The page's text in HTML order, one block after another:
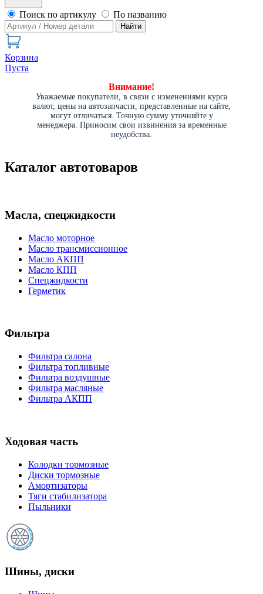
Поиск по артикулу По названию
Найти
Корзина
Пуста
Внимание!
Уважаемые покупатели, в связи с изменениями курса
валют, цены на автозапчасти, представленные на сайте,
могут отличаться. Точную сумму уточняйте у
менеджера. Приносим свои извинения за временные
неудобства.
Каталог автотоваров
Масла, спецжидкости
Масло моторное
Масло трансмиссионное
Масло АКПП
Масло КПП
Спецжидкости
Герметик
Фильтра
Фильтра салона
Фильтра топливные
Фильтра воздушные
Фильтра масляные
Фильтра АКПП
Ходовая часть
Колодки тормозные
Диски тормозные
Амортизаторы
Тяги стабилизатора
Пыльники
Шины, диски